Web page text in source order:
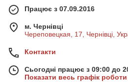
Працює з 07.09.2016
м. Чернівці
Череповецкая, 17, Чернівці,
Контакти
Сьогодні працює з 09:00 до
Показати весь графік роботи